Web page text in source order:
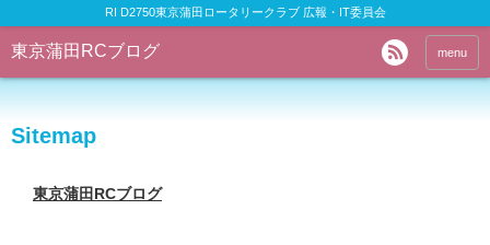
RI D2750東京蒲田ロータリークラブ 広報・IT委員会
東京蒲田RCブログ menu
Sitemap
東京蒲田RCブログ